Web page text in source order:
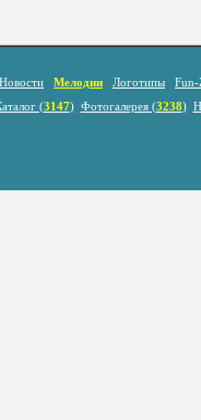
Новости Мелодии Логотипы
Fun-
(3147) Фотогалерея (3238)